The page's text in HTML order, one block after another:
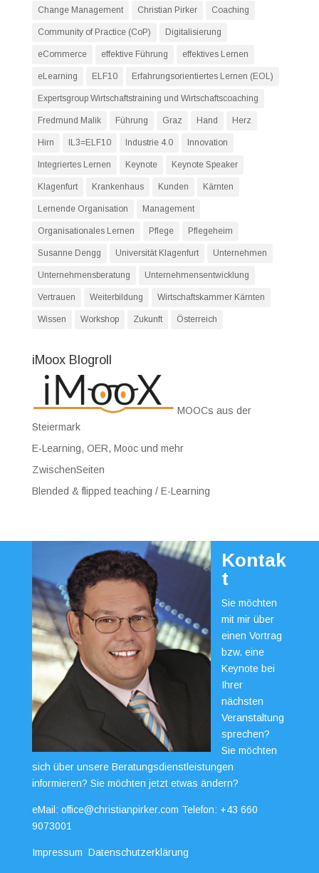
Change Management Christian Pirker Coaching
Community of Practice (CoP) Digitalisierung
eCommerce effektive Führung effektives Lernen
eLearning ELF10 Erfahrungsorientiertes Lernen (EOL)
Expertsgroup Wirtschaftstraining und Wirtschaftscoaching
Fredmund Malik Führung Graz Hand Herz
Hirn IL3=ELF10 Industrie 4.0 Innovation
Integriertes Lernen Keynote Keynote Speaker
Klagenfurt Krankenhaus Kunden Kärnten
Lernende Organisation Management
Organisationales Lernen Pflege Pflegeheim
Susanne Dengg Universität Klagenfurt Unternehmen
Unternehmensberatung Unternehmensentwicklung
Vertrauen Weiterbildung Wirtschaftskammer Kärnten
Wissen Workshop Zukunft Österreich
iMoox Blogroll
MOOCs aus der
Steiermark
E-Learning, OER, Mooc und mehr
ZwischenSeiten
Blended & flipped teaching / E-Learning
Kontak
t
Sie möchten
mit mir über
einen Vortrag
bzw. eine
Keynote bei
Ihrer
nächsten
Veranstaltung
sprechen?
Sie möchten
sich über unsere Beratungsdienstleistungen
informieren? Sie möchten jetzt etwas ändern?
eMail: office@christianpirker.com Telefon: +43 660
9073001
Impressum Datenschutzerklärung